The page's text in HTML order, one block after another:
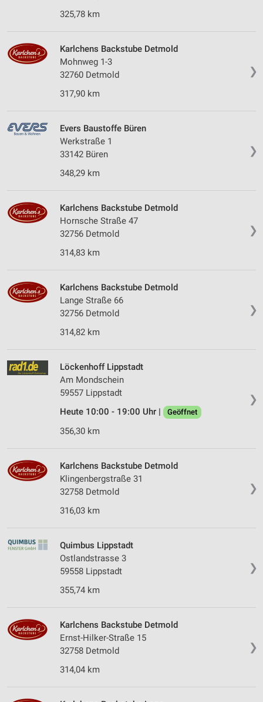
325,78 km
❯
Karlchens Backstube Detmold
Mohnweg 1-3
32760 Detmold
317,90 km
❯
Evers Baustoffe Büren
Werkstraße 1
33142 Büren
348,29 km
❯
Karlchens Backstube Detmold
Hornsche Straße 47
32756 Detmold
314,83 km
❯
Karlchens Backstube Detmold
Lange Straße 66
32756 Detmold
314,82 km
❯
Löckenhoff Lippstadt
Am Mondschein
59557 Lippstadt
Heute 10:00 - 19:00 Uhr |
Geöffnet
356,30 km
❯
Karlchens Backstube Detmold
Klingenbergstraße 31
32758 Detmold
316,03 km
❯
Quimbus Lippstadt
Ostlandstrasse 3
59558 Lippstadt
355,74 km
❯
Karlchens Backstube Detmold
Ernst-Hilker-Straße 15
32758 Detmold
314,04 km